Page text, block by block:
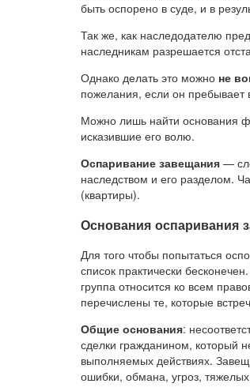
быть оспорено в суде, и в
Так же, как наследодателю
наследникам разрешается
Однако делать это можно не
пожелания, если он пребывает
Можно лишь найти основания
исказившие его волю.
Оспаривание завещания —
наследством и его разделом.
(квартиры).
Основания оспаривания
Для того чтобы попытаться
список практически
группа относится ко всем
перечислены те, которые
Общие основания:
сделки гражданином, который
выполняемых действиях.
ошибки, обмана, угроз, тяжелых